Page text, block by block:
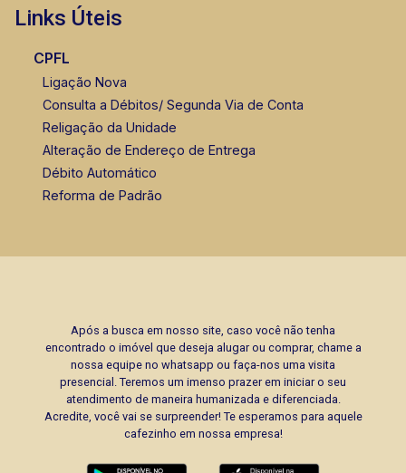
Links Úteis
CPFL
Ligação Nova
Consulta a Débitos/ Segunda Via de Conta
Religação da Unidade
Alteração de Endereço de Entrega
Débito Automático
Reforma de Padrão
Após a busca em nosso site, caso você não tenha
encontrado o imóvel que deseja alugar ou comprar, chame a
nossa equipe no whatsapp ou faça-nos uma visita
presencial. Teremos um imenso prazer em iniciar o seu
atendimento de maneira humanizada e diferenciada.
Acredite, você vai se surpreender! Te esperamos para aquele
cafezinho em nossa empresa!